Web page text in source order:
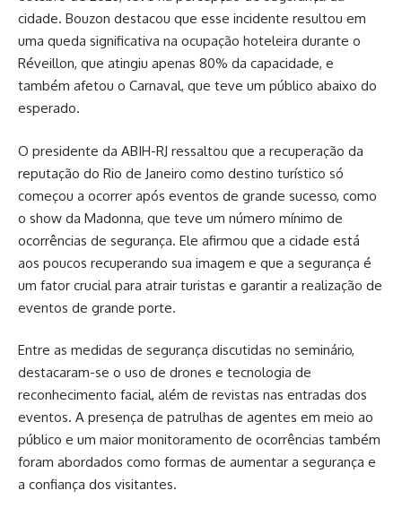
cidade. Bouzon destacou que esse incidente resultou em
uma queda significativa na ocupação hoteleira durante o
Réveillon, que atingiu apenas 80% da capacidade, e
também afetou o Carnaval, que teve um público abaixo do
esperado.
O presidente da ABIH-RJ ressaltou que a recuperação da
reputação do Rio de Janeiro como destino turístico só
começou a ocorrer após eventos de grande sucesso, como
o show da Madonna, que teve um número mínimo de
ocorrências de segurança. Ele afirmou que a cidade está
aos poucos recuperando sua imagem e que a segurança é
um fator crucial para atrair turistas e garantir a realização de
eventos de grande porte.
Entre as medidas de segurança discutidas no seminário,
destacaram-se o uso de drones e tecnologia de
reconhecimento facial, além de revistas nas entradas dos
eventos. A presença de patrulhas de agentes em meio ao
público e um maior monitoramento de ocorrências também
foram abordados como formas de aumentar a segurança e
a confiança dos visitantes.